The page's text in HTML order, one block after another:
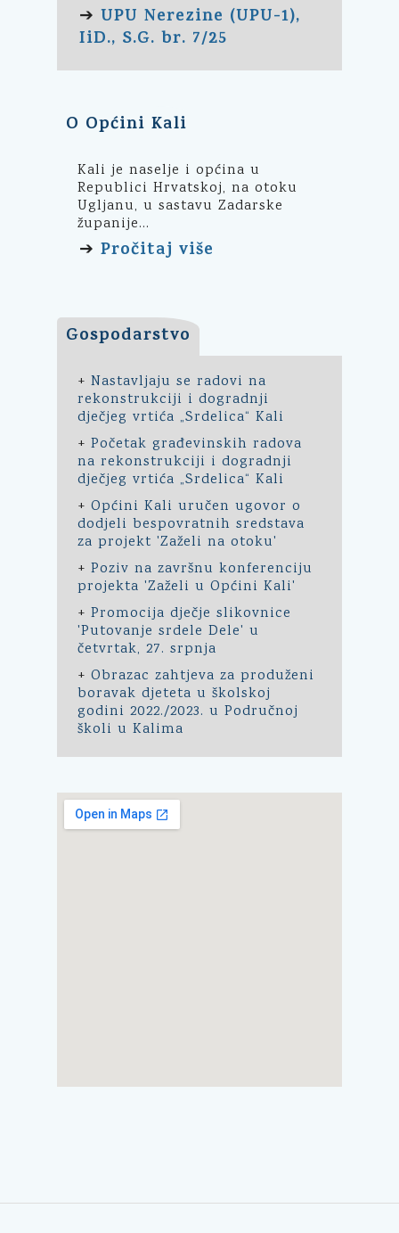
➔ UPU Nerezine (UPU-1),
IiD., S.G. br. 7/25
O Općini Kali
Kali je naselje i općina u
Republici Hrvatskoj, na otoku
Ugljanu, u sastavu Zadarske
županije...
➔ Pročitaj više
Gospodarstvo
+ Nastavljaju se radovi na
rekonstrukciji i dogradnji
dječjeg vrtića „Srdelica“ Kali
+ Početak građevinskih radova
na rekonstrukciji i dogradnji
dječjeg vrtića „Srdelica“ Kali
+ Općini Kali uručen ugovor o
dodjeli bespovratnih sredstava
za projekt 'Zaželi na otoku'
+ Poziv na završnu konferenciju
projekta 'Zaželi u Općini Kali'
+ Promocija dječje slikovnice
'Putovanje srdele Dele' u
četvrtak, 27. srpnja
+ Obrazac zahtjeva za produženi
boravak djeteta u školskoj
godini 2022./2023. u Područnoj
školi u Kalima